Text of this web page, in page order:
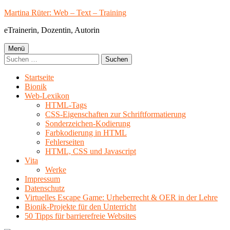
Springe
Inhalt
Martina Rüter: Web – Text – Training
eTrainerin, Dozentin, Autorin
Primäres
Menü
Menü
Suchen
nach:
Startseite
Bionik
Web-Lexikon
HTML-Tags
CSS-Eigenschaften zur Schriftformatierung
Sonderzeichen-Kodierung
Farbkodierung in HTML
Fehlerseiten
HTML, CSS und Javascript
Vita
Werke
Impressum
Datenschutz
Virtuelles Escape Game: Urheberrecht & OER in der Lehre
Bionik-Projekte für den Unterricht
50 Tipps für barrierefreie Websites